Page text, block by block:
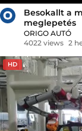
Besokallt a
meglepetés
ORIGO AUTÓ
4022 views 2
HD